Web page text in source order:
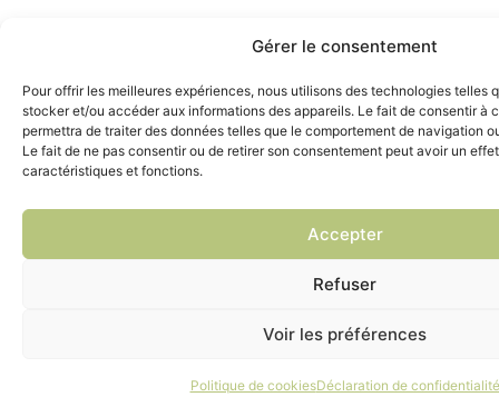
Gérer le consentement
Pour offrir les meilleures expériences, nous utilisons des technologies telles
stocker et/ou accéder aux informations des appareils. Le fait de consentir à
permettra de traiter des données telles que le comportement de navigation
Le fait de ne pas consentir ou de retirer son consentement peut avoir un
caractéristiques et fonctions.
Accepter
Refuser
Voir les préférences
Politique de cookiesDéclaration de confidentialité